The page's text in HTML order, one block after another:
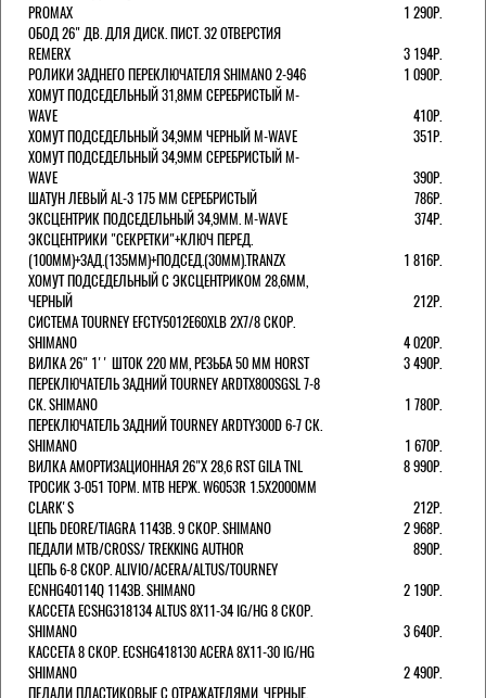
PROMAX
1 290Р.
ОБОД 26" ДВ. ДЛЯ ДИСК. ПИСТ. 32 ОТВЕРСТИЯ
REMERX
3 194Р.
РОЛИКИ ЗАДНЕГО ПЕРЕКЛЮЧАТЕЛЯ SHIMANO 2-946
1 090Р.
ХОМУТ ПОДСЕДЕЛЬНЫЙ 31,8ММ СЕРЕБРИСТЫЙ M-
WAVE
410Р.
ХОМУТ ПОДСЕДЕЛЬНЫЙ 34,9ММ ЧЕРНЫЙ M-WAVE
351Р.
ХОМУТ ПОДСЕДЕЛЬНЫЙ 34,9ММ СЕРЕБРИСТЫЙ M-
WAVE
390Р.
ШАТУН ЛЕВЫЙ AL-3 175 ММ СЕРЕБРИСТЫЙ
786Р.
ЭКСЦЕНТРИК ПОДСЕДЕЛЬНЫЙ 34,9ММ. M-WAVE
374Р.
ЭКСЦЕНТРИКИ "СЕКРЕТКИ"+КЛЮЧ ПЕРЕД.
(100ММ)+ЗАД.(135ММ)+ПОДСЕД.(30ММ).TRANZX
1 816Р.
ХОМУТ ПОДСЕДЕЛЬНЫЙ С ЭКСЦЕНТРИКОМ 28,6ММ,
ЧЕРНЫЙ
212Р.
СИСТЕМА TOURNEY EFCTY5012E60XLB 2X7/8 СКОР.
SHIMANO
4 020Р.
ВИЛКА 26" 1'' ШТОК 220 ММ, РЕЗЬБА 50 ММ HORST
3 490Р.
ПЕРЕКЛЮЧАТЕЛЬ ЗАДНИЙ TOURNEY ARDTX800SGSL 7-8
СК. SHIMANO
1 780Р.
ПЕРЕКЛЮЧАТЕЛЬ ЗАДНИЙ TOURNEY ARDTY300D 6-7 СК.
SHIMANO
1 670Р.
ВИЛКА АМОРТИЗАЦИОННАЯ 26"Х 28,6 RST GILA TNL
8 990Р.
ТРОСИК 3-051 ТОРМ. MTB НЕРЖ. W6053R 1.5Х2000ММ
СLARK'S
212Р.
ЦЕПЬ DEORE/TIAGRA 114ЗВ. 9 СКОР. SHIMANO
2 968Р.
ПЕДАЛИ MTB/CROSS/ TREKKING AUTHOR
890Р.
ЦЕПЬ 6-8 СКОР. ALIVIO/ACERA/ALTUS/TOURNEY
ECNHG40114Q 114ЗВ. SHIMANO
2 190Р.
КАССЕТА ECSHG318134 ALTUS 8Х11-34 IG/HG 8 СКОР.
SHIMANO
3 640Р.
КАССЕТА 8 СКОР. ECSHG418130 ACERA 8Х11-30 IG/HG
SHIMANO
2 490Р.
ПЕДАЛИ ПЛАСТИКОВЫЕ С ОТРАЖАТЕЛЯМИ, ЧЕРНЫЕ.